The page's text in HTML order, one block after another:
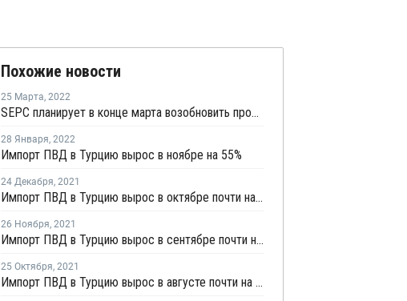
Похожие новости
25 Марта, 2022
SEPC планирует в конце марта возобновить производство ПВД в Джубайле
28 Января, 2022
Импорт ПВД в Турцию вырос в ноябре на 55%
24 Декабря, 2021
Импорт ПВД в Турцию вырос в октябре почти на 42,3%
26 Ноября, 2021
Импорт ПВД в Турцию вырос в сентябре почти на 55%
25 Октября, 2021
Импорт ПВД в Турцию вырос в августе почти на 15%